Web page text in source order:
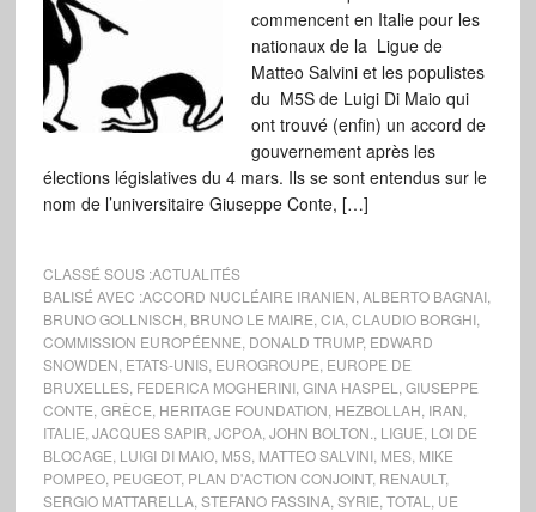
commencent en Italie pour les
nationaux de la Ligue de
Matteo Salvini et les populistes
du M5S de Luigi Di Maio qui
ont trouvé (enfin) un accord de
gouvernement après les
élections législatives du 4 mars. Ils se sont entendus sur le
nom de l’universitaire Giuseppe Conte, […]
CLASSÉ SOUS :ACTUALITÉS
BALISÉ AVEC :ACCORD NUCLÉAIRE IRANIEN ALBERTO BAGNAI,
BRUNO GOLLNISCH BRUNO LE MAIRE CIA, CLAUDIO BORGHI,
COMMISSION EUROPÉENNE DONALD TRUMP, EDWARD
SNOWDEN ETATS-UNIS, EUROGROUPE EUROPE DE
BRUXELLES, FEDERICA MOGHERINI, GINA HASPEL
GIUSEPPE
CONTE GRÈCE HERITAGE FOUNDATION HEZBOLLAH IRAN
ITALIE JACQUES SAPIR JCPOA, JOHN BOLTON. LIGUE LOI DE
BLOCAGE LUIGI DI MAIO, M5S, MATTEO SALVINI, MES, MIKE
POMPEO, PEUGEOT, PLAN D'ACTION CONJOINT, RENAULT,
SERGIO MATTARELLA, STEFANO FASSINA, SYRIE TOTAL UE